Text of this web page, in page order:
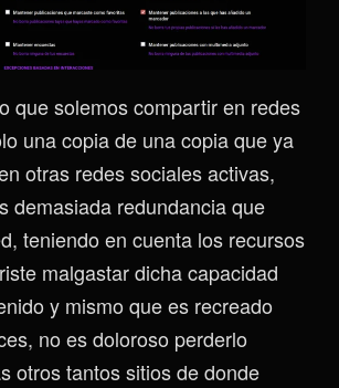
que solemos compartir en redes
una copia de una copia que ya
otras redes sociales activas,
demasiada redundancia que
teniendo en cuenta los recursos
malgastar dicha capacidad
y mismo que es recreado
no es doloroso perderlo
otros tantos sitios de donde